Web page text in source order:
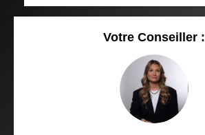
Votre Conseiller :